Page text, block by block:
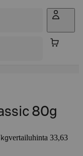
80g
vertailuhinta 33,63